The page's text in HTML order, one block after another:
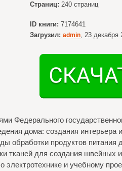
Страниц: 240 страниц
ID книги: 7174641
Загрузил: admin, 23 декабря
Федерального
дома: создания интерьера
обработки продуктов питания
тканей для создания
электротехнике и учебному